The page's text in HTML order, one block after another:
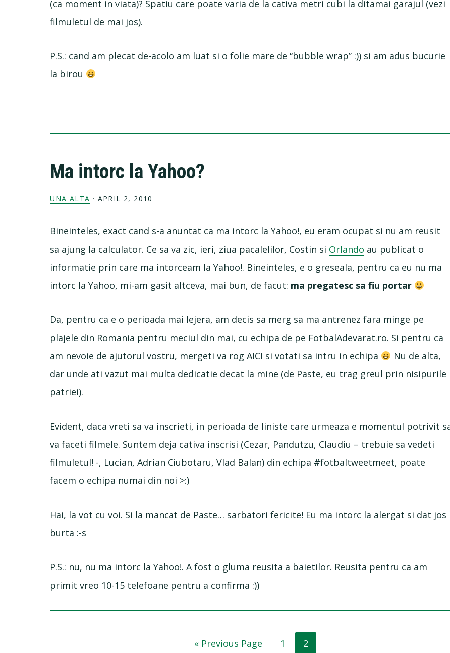
(ca moment in viata)? Spatiu care poate varia de la cativa metri cubi la ditamai garajul (vezi
filmuletul de mai jos).
P.S.: cand am plecat de-acolo am luat si o folie mare de “bubble wrap” :)) si am adus bucurie
la birou
Ma intorc la Yahoo?
UNA ALTA · APRIL 2, 2010
Bineinteles, exact cand s-a anuntat ca ma intorc la Yahoo!, eu eram ocupat si nu am reusit
sa ajung la calculator. Ce sa va zic, ieri, ziua pacalelilor, Costin si Orlando au publicat o
informatie prin care ma intorceam la Yahoo!. Bineinteles, e o greseala, pentru ca eu nu ma
intorc la Yahoo, mi-am gasit altceva, mai bun, de facut: ma pregatesc sa fiu portar
Da, pentru ca e o perioada mai lejera, am decis sa merg sa ma antrenez fara minge pe
plajele din Romania pentru meciul din mai, cu echipa de pe FotbalAdevarat.ro. Si pentru ca
am nevoie de ajutorul vostru, mergeti va rog AICI si votati sa intru in echipa
Nu de alta,
dar unde ati vazut mai multa dedicatie decat la mine (de Paste, eu trag greul prin nisipurile
patriei).
Evident, daca vreti sa va inscrieti, in perioada de liniste care urmeaza e momentul potrivit
va faceti filmele. Suntem deja cativa inscrisi (Cezar, Pandutzu, Claudiu – trebuie sa vedeti
filmuletul! -, Lucian, Adrian Ciubotaru, Vlad Balan) din echipa #fotbaltweetmeet, poate
facem o echipa numai din noi >:)
Hai, la vot cu voi. Si la mancat de Paste… sarbatori fericite! Eu ma intorc la alergat si dat jos
burta :-s
P.S.: nu, nu ma intorc la Yahoo!. A fost o gluma reusita a baietilor. Reusita pentru ca am
primit vreo 10-15 telefoane pentru a confirma :))
« Go
Previous Page Page
1 Page
2